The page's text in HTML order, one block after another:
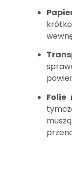
Folie